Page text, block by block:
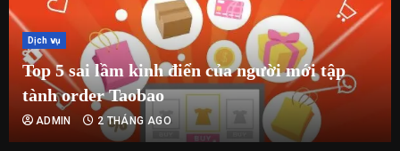
Dịch vụ
Top 5 sai lầm kinh điển của người mới tập
tành order Taobao
ADMIN 2 THÁNG AGO